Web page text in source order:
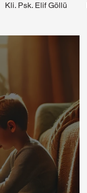
Kli. Psk. Elif Göllü